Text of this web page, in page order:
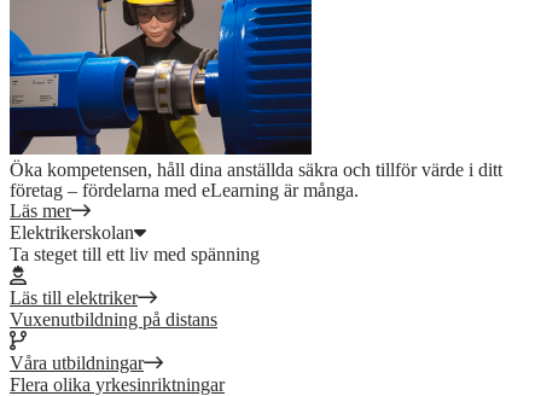
Öka kompetensen, håll dina anställda säkra och tillför värde i ditt
företag – fördelarna med eLearning är många.
Läs mer
Elektrikerskolan
Ta steget till ett liv med spänning
Läs till elektriker
Vuxenutbildning på distans
Våra utbildningar
Flera olika yrkesinriktningar